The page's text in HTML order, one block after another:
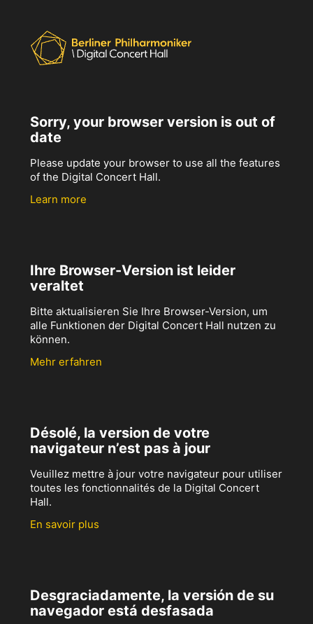
Sorry, your browser version is out of
date
Please update your browser to use all the features
of the Digital Concert Hall.
Learn more
Ihre Browser-Version ist leider
veraltet
Bitte aktualisieren Sie Ihre Browser-Version, um
alle Funktionen der Digital Concert Hall nutzen zu
können.
Mehr erfahren
Désolé, la version de votre
navigateur n’est pas à jour
Veuillez mettre à jour votre navigateur pour utiliser
toutes les fonctionnalités de la Digital Concert
Hall.
En savoir plus
Desgraciadamente, la versión de su
navegador está desfasada